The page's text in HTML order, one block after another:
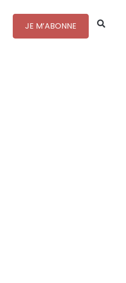
JE M’ABONNE